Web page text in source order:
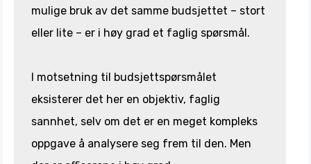
mulige bruk av det samme budsjettet – stort
eller lite – er i høy grad et faglig spørsmål.
I motsetning til budsjettspørsmålet
eksisterer det her en objektiv, faglig
sannhet, selv om det er en meget kompleks
oppgave å analysere seg frem til den. Men